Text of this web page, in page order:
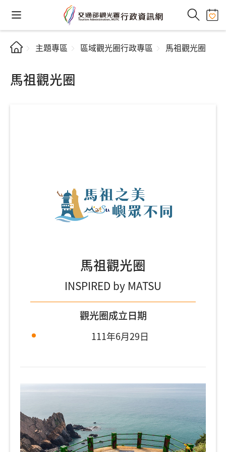
主題專區 區域觀光圈行政專區 馬祖觀光圈
馬祖觀光圈
馬祖觀光圈
INSPIRED by MATSU
觀光圈成立日期
111年6月29日